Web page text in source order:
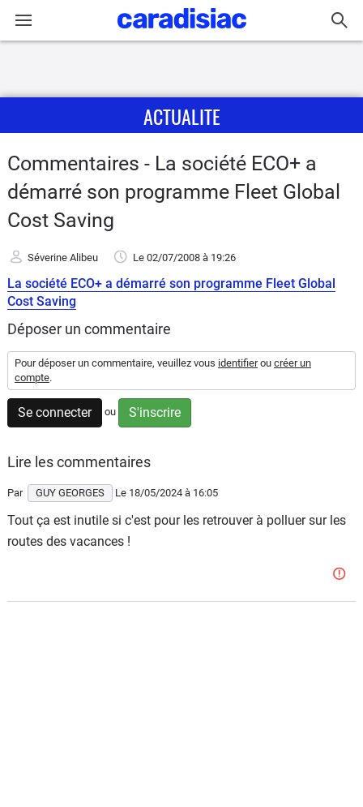
Actu
Essais
d'achat
Electriques
Utilitaires
Flottes
Auto
Forum
Moto
ACTUALITE
Commentaires - La société ECO+ a
démarré son programme Fleet Global
Cost Saving
Séverine Alibeu Le 02/07/2008 à 19:26
La société ECO+ a démarré son programme Fleet Global
Cost Saving
Déposer un commentaire
Pour déposer un commentaire, veuillez vous identifierou créer un
compte.
Se connecter ou S'inscrire
Lire les commentaires
Par GUY GEORGES Le 18/05/2024 à 16:05
Tout ça est inutile si c'est pour les retrouver à polluer sur les
routes des vacances !